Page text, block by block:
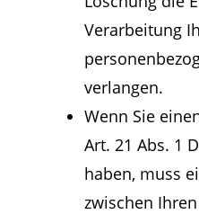
Verarbeitung
verlangen.
Wenn Sie
Art. 21 Abs. 1
haben, muss
zwischen